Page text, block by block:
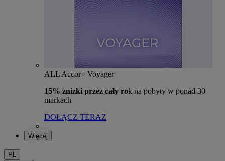
ALL Accor+ Voyager
15% znizki przez cały rok na pobyty w ponad 30
markach
DOŁĄCZ TERAZ
Więcej
PL